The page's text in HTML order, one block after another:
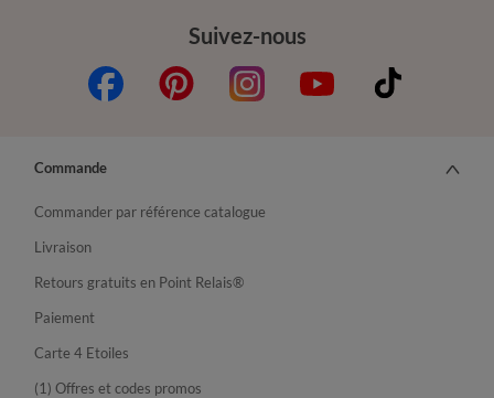
Suivez-nous
Commande
Commander par référence catalogue
Livraison
Retours gratuits en Point Relais®
Paiement
Carte 4 Etoiles
(1) Offres et codes promos